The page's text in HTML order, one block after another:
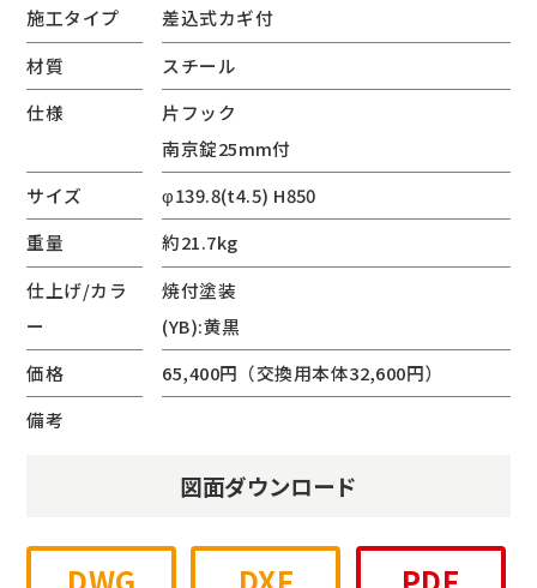
施工タイプ
差込式カギ付
材質
スチール
仕様
片フック
南京錠25mm付
サイズ
φ139.8(t4.5) H850
重量
約21.7kg
仕上げ/カラ
ー
焼付塗装
(YB):黄黒
価格
65,400円（交換用本体32,600円）
備考
図面ダウンロード